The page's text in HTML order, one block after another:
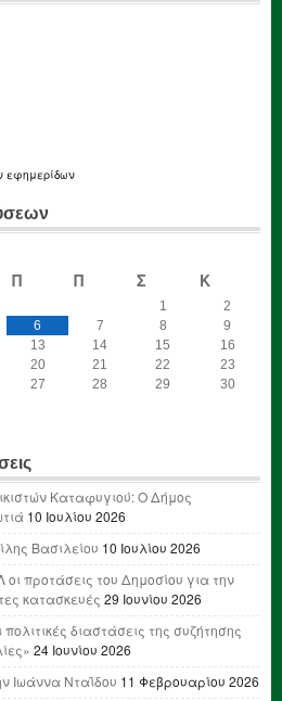
εφημερίδων
Π Π Σ Κ
1
2
6 7 8
9
13 14 15
16
20 21 22
23
27 28 29
30
Καταφυγιού: Ο Δήμος
10 Ιουλίου 2026
Βασιλείου 10 Ιουλίου 2026
προτάσεις του Δημοσίου για την
κατασκευές 29 Ιουνίου 2026
διαστάσεις της συζήτησης
24 Ιουνίου 2026
Ιωάννα Νταΐδου 11 Φεβρουαρίου 2026